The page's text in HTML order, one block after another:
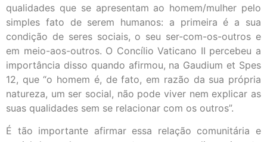
qualidades que se apresentam ao homem/mulher pelo
simples fato de serem humanos: a primeira é a sua
condição de seres sociais, o seu ser-com-os-outros e
em meio-aos-outros. O Concílio Vaticano II percebeu a
importância disso quando afirmou, na Gaudium et Spes
12, que “o homem é, de fato, em razão da sua própria
natureza, um ser social, não pode viver nem explicar as
suas qualidades sem se relacionar com os outros”.
É tão importante afirmar essa relação comunitária e